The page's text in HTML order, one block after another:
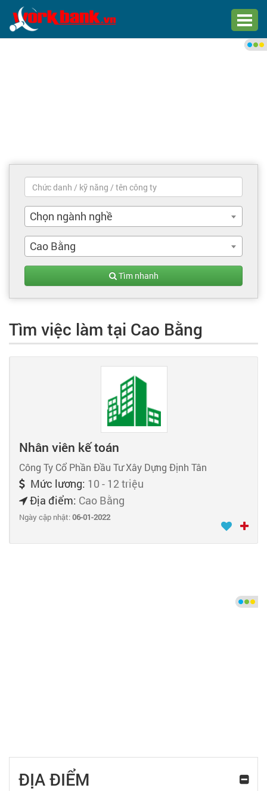
Việc làm mới nhất
Tìm việc làm
Tạo hồ sơ
Cẩm nang việc làm
Bạn cần tuyển người
Chọn ngành nghề
Cao Bằng
Tìm nhanh
Tìm việc làm tại Cao Bằng
Nhân viên kế toán
Công Ty Cổ Phần Đầu Tư Xây Dựng Định Tân
Mức lương: 10 - 12 triệu
Địa điểm: Cao Bằng
Ngày cập nhật:06-01-2022
ĐỊA ĐIỂM